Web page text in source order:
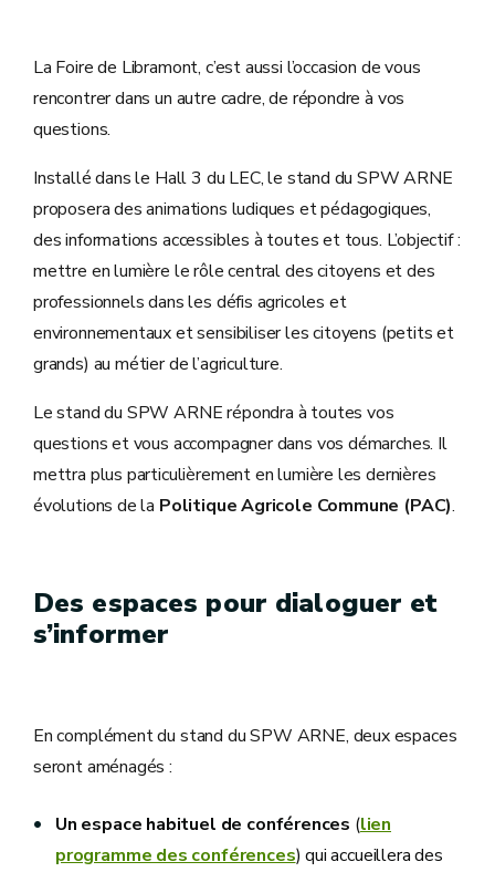
La Foire de Libramont, c’est aussi l’occasion de vous
rencontrer dans un autre cadre, de répondre à vos
questions.
Installé dans le Hall 3 du LEC, le stand du SPW ARNE
proposera des animations ludiques et pédagogiques,
des informations accessibles à toutes et tous. L’objectif :
mettre en lumière le rôle central des citoyens et des
professionnels dans les défis agricoles et
environnementaux et sensibiliser les citoyens (petits et
grands) au métier de l’agriculture.
Le stand du SPW ARNE répondra à toutes vos
questions et vous accompagner dans vos démarches. Il
mettra plus particulièrement en lumière les dernières
évolutions de la Politique Agricole Commune (PAC).
Des espaces pour dialoguer et
s’informer
En complément du stand du SPW ARNE, deux espaces
seront aménagés :
Un espace habituel de conférences (lien
programme des conférences) qui accueillera des